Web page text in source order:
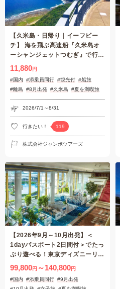
【久米島・日帰り｜イーフビー
チ】 海を飛ぶ高速船『久米島オ
ーシャンジェットつむぎ』で行
く！日本の渚100選『イーフビー
チ』海水浴と久米島屈指の絶景
『比屋定バンタ』へ（7月〜8月
出発限定）
11,880円
#国内
#添乗員同行 #観光付 #船旅
#離島
#8月出発 #久米島 #夏を満喫旅
2026/7/1～8/31
行きたい！ 119
株式会社ジャンボツアーズ
【2026年9月～10月出発】＜
1dayパスポート2日間付＞でたっ
ぷり遊べる！東京ディズニーリゾ
ート®３日間～添乗員同行～
99,800円 ～140,800円
#国内
#添乗員同行 #9月出発